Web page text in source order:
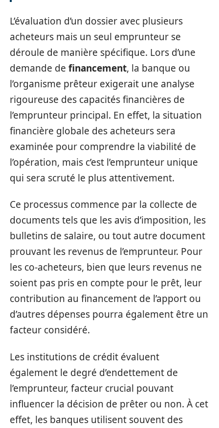
L’évaluation d’un dossier avec plusieurs
acheteurs mais un seul emprunteur se
déroule de manière spécifique. Lors d’une
demande de financement, la banque ou
l’organisme prêteur exigerait une analyse
rigoureuse des capacités financières de
l’emprunteur principal. En effet, la situation
financière globale des acheteurs sera
examinée pour comprendre la viabilité de
l’opération, mais c’est l’emprunteur unique
qui sera scruté le plus attentivement.
Ce processus commence par la collecte de
documents tels que les avis d’imposition, les
bulletins de salaire, ou tout autre document
prouvant les revenus de l’emprunteur. Pour
les co-acheteurs, bien que leurs revenus ne
soient pas pris en compte pour le prêt, leur
contribution au financement de l’apport ou
d’autres dépenses pourra également être un
facteur considéré.
Les institutions de crédit évaluent
également le degré d’endettement de
l’emprunteur, facteur crucial pouvant
influencer la décision de prêter ou non. À cet
effet, les banques utilisent souvent des